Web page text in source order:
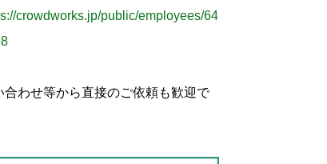
crowdworks.jp/public/employees/64
合わせ等から直接のご依頼も歓迎で